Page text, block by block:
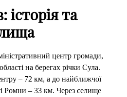
історія та
центр громади,
на берегах річки Сула.
– 72 км, а до найближчої
Ромни – 33 км. Через селище